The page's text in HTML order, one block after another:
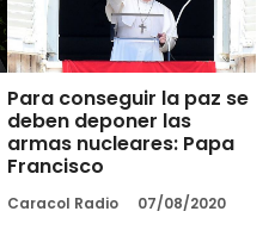
Para conseguir la paz se
deben deponer las
armas nucleares: Papa
Francisco
Caracol Radio 07/08/2020